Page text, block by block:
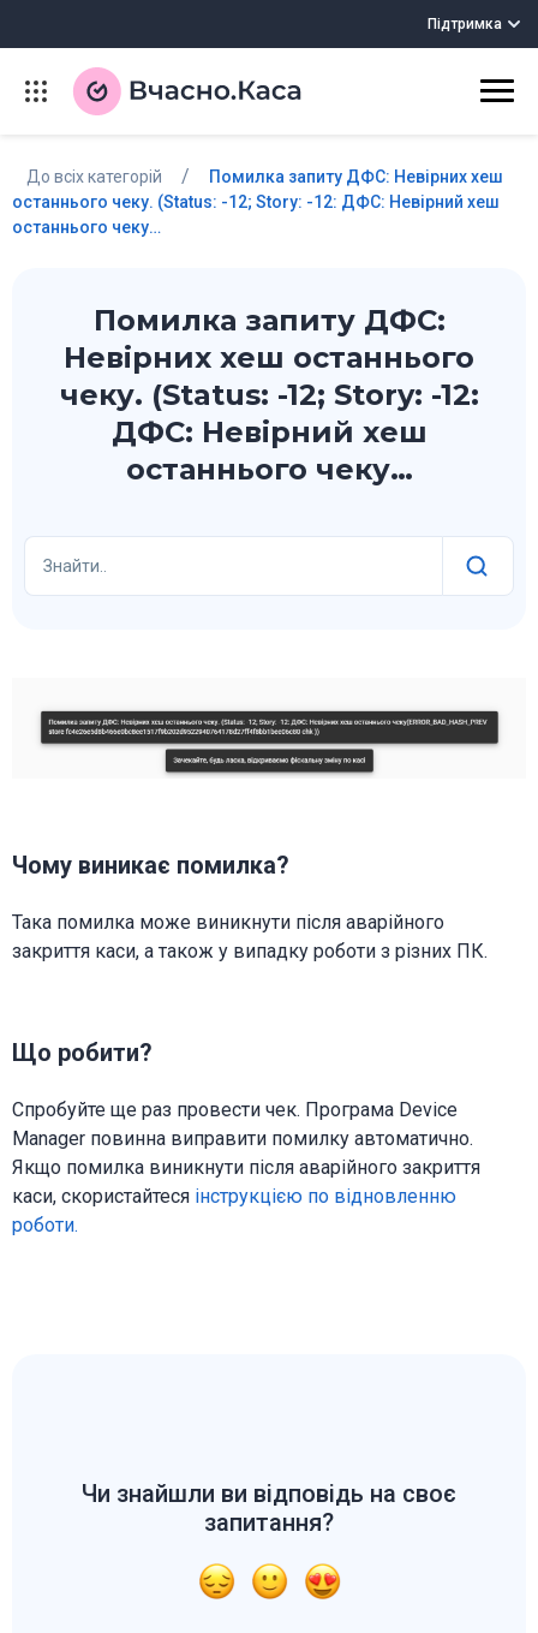
Підтримка
До всіх категорій /
Помилка запиту ДФС: Невірних хеш
останнього чеку. (Status: -12; Story: -12: ДФС: Невірний хеш
останнього чеку…
Помилка запиту ДФС:
Невірних хеш останнього
чеку. (Status: -12; Story: -12:
ДФС: Невірний хеш
останнього чеку…
Знайти..
Чому виникає помилка?
Така помилка може виникнути після аварійного
закриття каси, а також у випадку роботи з різних ПК.
Що робити?
Спробуйте ще раз провести чек. Програма Device
Manager повинна виправити помилку автоматично.
Якщо помилка виникнути після аварійного закриття
каси, скористайтеся інструкцією по відновленню
роботи.
Чи знайшли ви відповідь на своє
запитання?